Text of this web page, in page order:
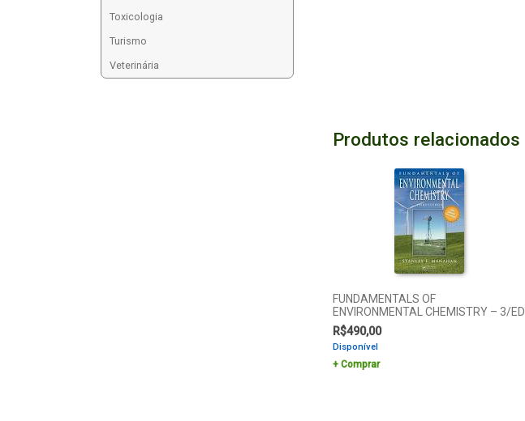
Produtos relacionados
FUNDAMENTALS OF
ENVIRONMENTAL CHEMISTRY – 3/ED
R$490,00
Disponível
Comprar
Toxicologia
Turismo
Veterinária